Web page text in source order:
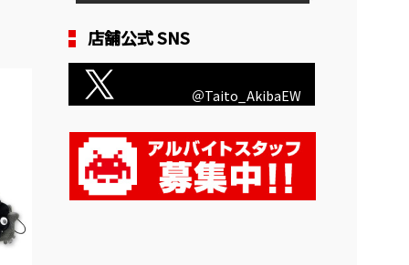
店舗公式 SNS
＠Taito_AkibaEW